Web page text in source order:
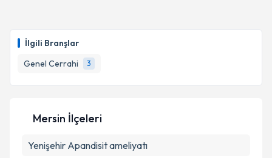
İlgili Branşlar
Genel Cerrahi
3
takvim hazırlandığında e-posta ile bilgilendireceğiz.
E-posta Adresiniz
Metni'ni okudum ve kişisel verilerimin belirtilen
Mersin İlçeleri
Yenişehir Apandisit ameliyatı